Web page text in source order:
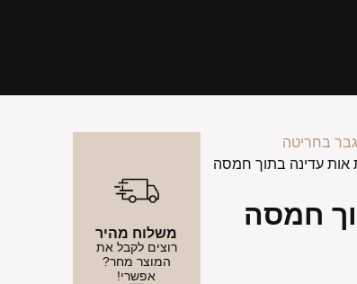
בחריטה
עדינה בתוך חמסה
חמסה
משלוח מהיר
רוצים לקבל את
המוצר מחר?
אפשרי!